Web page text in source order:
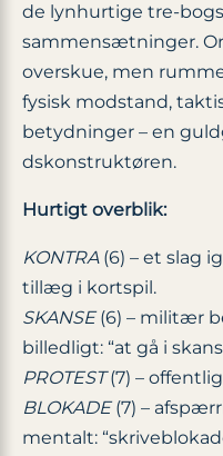
de lynhurtige tre-
sammensætninger.
overskue, men
fysisk modstand,
betydninger – en
dskonstruktøren.
Hurtigt overblik:
KONTRA(6) – et slag
tillæg i kortspil.
SKANSE(6) – militær
billedligt: “at gå i
PROTEST(7) –
BLOKADE(7) –
mentalt: